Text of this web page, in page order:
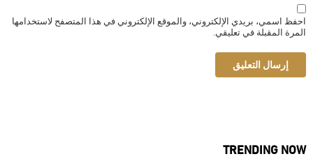
احفظ اسمي، بريدي الإلكتروني، والموقع الإلكتروني في هذا المتصفح لاستخدامها
المرة المقبلة في تعليقي.
TRENDING NOW